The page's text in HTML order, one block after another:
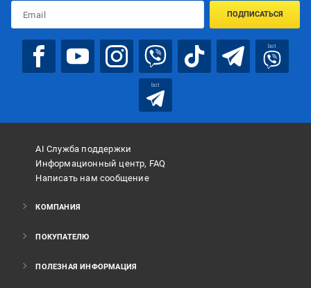
ПОДПИСАТЬСЯ
bot
bot
AI Служба поддержки
Информационный центр, FAQ
Написать нам сообщение
КОМПАНИЯ
ПОКУПАТЕЛЮ
ПОЛЕЗНАЯ ИНФОРМАЦИЯ